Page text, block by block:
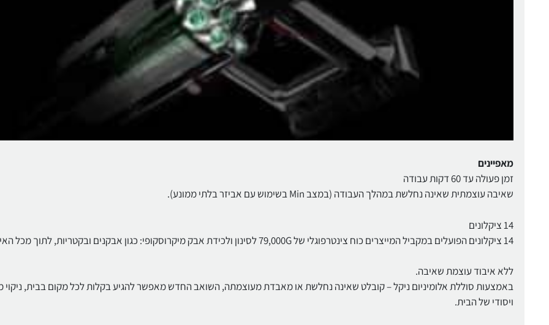
מאפיינים
זמן פעולה עד 60 דקות עבודה
שאיבה עוצמתית שאינה נחלשת במהלך העבודה (במצב Min בשימוש עם אביזר בלתי ממונע).
14 ציקלונים
14 ציקלונים הפועלים במקביל המייצרים כוח צינטרפוגלי של 79,000G לסינון ולכידת אבק מיקרוסקופי: כגון אבקנים ובקטריות, לתוך מכל האיסוף.
ללא איבוד עוצמת שאיבה.
באמצעות סוללת אלומיניום ניקל – קובלט שאינה נחלשת או מאבדת מעוצמתה, השואב החדש מאפשר להגיע בקלות לכל מקום בבית, ניקוי
ויסודי של הבית.